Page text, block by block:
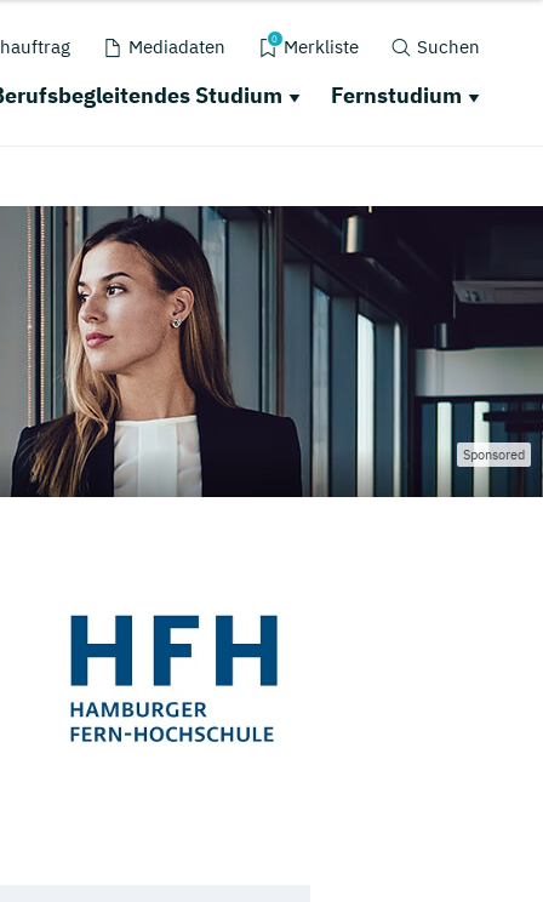
Mediadaten 0 Merkliste Suchen
Studium Fernstudium
Sponsored